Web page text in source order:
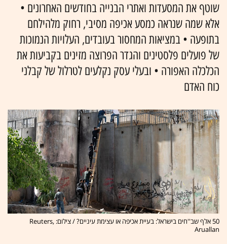
שוטף את המסעדות ואתרי הבנייה בחודשים האחרונים •
אלא שמה שנראה כמסע אכיפה מסיבי, רחוק מלהילחם
בתופעה • במציאות המחסור בעובדים, העלויות הנמוכות
של פועלים פלסטינים והגדר הפרוצה מזינים בקביעות את
הכלכלה האפורה • ובעלי עסק נקלעים לטרלול של קבלני
כוח האדם
50 אלף שב''חים בישראל: בעיית אכיפה או עצימת עיניים? / צילום: Reuters,
Aruallan